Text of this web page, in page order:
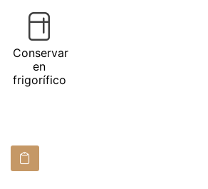
Conservar
en
frigorífico